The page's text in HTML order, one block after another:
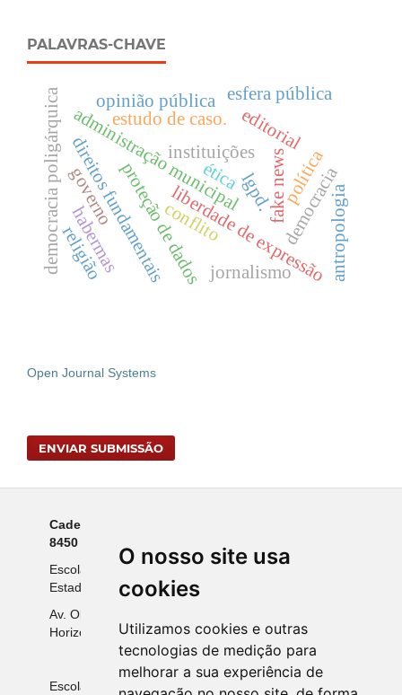
O nosso site usa
cookies
Utilizamos cookies e outras
tecnologias de medição para
melhorar a sua experiência de
PALAVRAS-CHAVE
editorial
lgpd.
administração municipal
proteção de dados
estudo de caso.
liberdade de expressão
fake news
direitos fundamentais jornalismo
democracia
democracia poligárquica opinião pública
governo
instituições
habermas
religião
esfera pública
conflito
ética política
antropologia
Open Journal Systems
ENVIAR SUBMISSÃO
Cadernos da Escola do Legislativo - ISSN 1676-
8450 - eISSN 2595-4539.
Escola do Legislativo da Assembleia Legislativa do
Estado de Minas Gerais
Av. Olegário Maciel, 2161, Bairro Lourdes, Belo
Horizonte-MG, CEP 30190-921
Escola do Legislativo da ALMG © 2024 - Todos os